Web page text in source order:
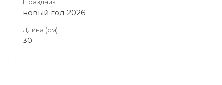
Праздник
новый год 2026
Длина (см)
30